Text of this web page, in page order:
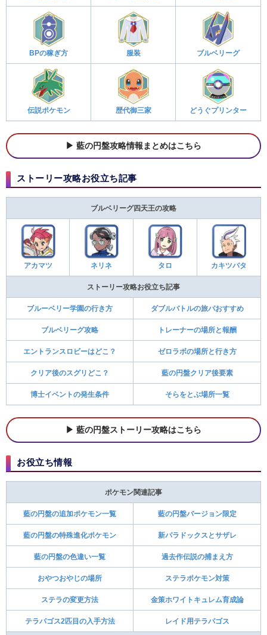
BPの稼ぎ方 服装 ブルベリーグ
伝説ポケモン 歴代御三家 どうぐプリンター
藍の円盤攻略情報まとめはこちら
ストーリー攻略お役立ち記事
ブルベリーグ四天王の攻略
アカマツ ネリネ タロ カキツバタ
ストーリー攻略お役立ち記事
ブルーベリー学園の行き方 ダブルバトルの旅パおすすめ
ブルベリーグ攻略 トレーナーの場所と報酬
エントランスロビーはどこ？ ゼロラボの場所と行き方
クリア後のスグリどこ？ 藍の円盤クリア後要素
博士イベントの発生条件 そらをとぶ場所一覧
藍の円盤ストーリー攻略はこちら
お役立ち情報
ポケモン関連記事
藍の円盤の追加ポケモン一覧 藍の円盤バージョン限定
藍の円盤の特殊進化ポケモン 新パラドックスとサザレ
藍の円盤の色違い一覧 過去作伝説の捕まえ方
おやつおやじの場所 ステラポケモン対策
ステラの変更方法 金策ホワイトキュレム育成論
テラパゴス2匹目の入手方法 レイド用テラパゴス